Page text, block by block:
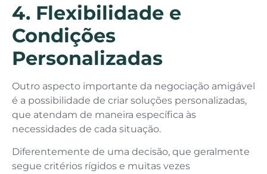
4. Flexibilidade e
Condições
Personalizadas
Outro aspecto importante da negociação amigável
é a possibilidade de criar soluções personalizadas,
que atendam de maneira específica às
necessidades de cada situação.
Diferentemente de uma decisão, que geralmente
segue critérios rígidos e muitas vezes